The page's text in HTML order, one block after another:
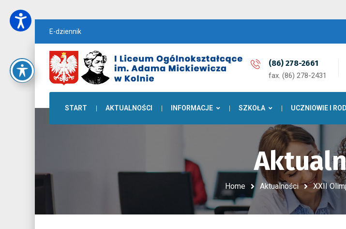
E-dziennik
(86) 278-2661
fax. (86) 278-2431
START AKTUALNOŚCI INFORMACJE SZKOŁA UCZNIOWIE I
Home Aktualności XXII